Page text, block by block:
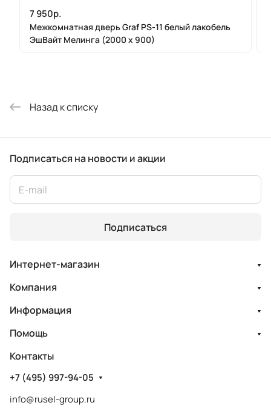
7 950р.
Межкомнатная дверь Graf PS-11 белый лакобель
ЭшВайт Мелинга (2000 х 900)
Назад к списку
Подписаться на новости и акции
Подписаться
Интернет-магазин
Компания
Информация
Помощь
Контакты
+7 (495) 997-94-05
info@rusel-group.ru